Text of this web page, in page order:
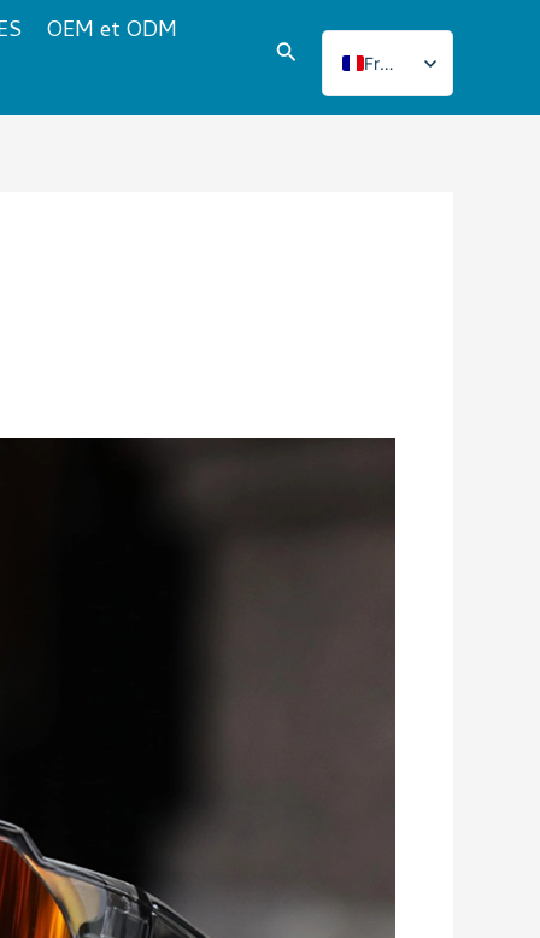
OEM et ODM
RechercherFrench
English